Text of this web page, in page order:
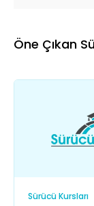
Öne Çıkan
Sürücü Kursları